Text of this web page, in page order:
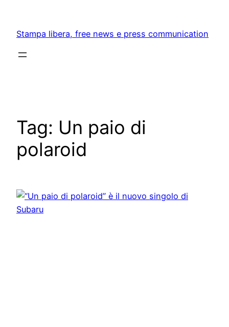
content
Stampa libera, free news e press communication
Tag: Un paio di
polaroid